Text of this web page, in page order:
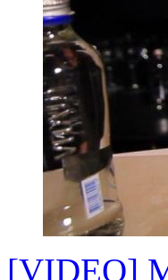
[VIDEO]